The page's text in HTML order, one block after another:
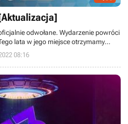
odwołane. Wydarzenie powróci
lata w jego miejsce otrzymamy
prowadzone przez Geoffa Keighleya.
08:16